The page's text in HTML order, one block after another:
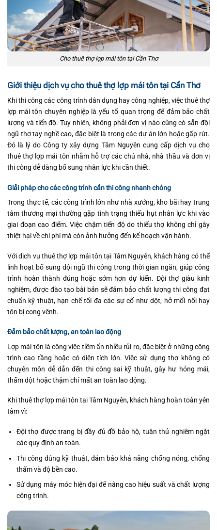
Cho thuê thợ lợp mái tôn tại Cần Thơ
Giới thiệu dịch vụ cho thuê thợ lợp mái tôn tại Cần Thơ
Khi thi công các công trình dân dụng hay công nghiệp, việc thuê thợ
lợp mái tôn chuyên nghiệp là yếu tố quan trọng để đảm bảo chất
lượng và tiến độ. Tuy nhiên, không phải đơn vị nào cũng có sẵn đội
ngũ thợ tay nghề cao, đặc biệt là trong các dự án lớn hoặc gấp rút.
Đó là lý do Công ty xây dựng Tâm Nguyên cung cấp dịch vụ cho
thuê thợ lợp mái tôn nhằm hỗ trợ các chủ nhà, nhà thầu và đơn vị
thi công dễ dàng bổ sung nhân lực khi cần thiết.
Giải pháp cho các công trình cần thi công nhanh chóng
Trong thực tế, các công trình lớn như nhà xưởng, kho bãi hay trung
tâm thương mại thường gặp tình trạng thiếu hụt nhân lực khi vào
giai đoạn cao điểm. Việc chậm tiến độ do thiếu thợ không chỉ gây
thiệt hại về chi phí mà còn ảnh hưởng đến kế hoạch vận hành.
Với dịch vụ thuê thợ lợp mái tôn tại Tâm Nguyên, khách hàng có thể
linh hoạt bổ sung đội ngũ thi công trong thời gian ngắn, giúp công
trình hoàn thành đúng hoặc sớm hơn dự kiến. Đội thợ giàu kinh
nghiệm, được đào tạo bài bản sẽ đảm bảo chất lượng thi công đạt
chuẩn kỹ thuật, hạn chế tối đa các sự cố như dột, hở mối nối hay
tôn bị cong vênh.
Đảm bảo chất lượng, an toàn lao động
Lợp mái tôn là công việc tiềm ẩn nhiều rủi ro, đặc biệt ở những công
trình cao tầng hoặc có diện tích lớn. Việc sử dụng thợ không có
chuyên môn dễ dẫn đến thi công sai kỹ thuật, gây hư hỏng mái,
thấm dột hoặc thậm chí mất an toàn lao động.
Khi thuê thợ lợp mái tôn tại Tâm Nguyên, khách hàng hoàn toàn yên
tâm vì:
Đội thợ được trang bị đầy đủ đồ bảo hộ, tuân thủ nghiêm ngặt
các quy định an toàn.
Thi công đúng kỹ thuật, đảm bảo khả năng chống nóng, chống
thấm và độ bền cao.
Sử dụng máy móc hiện đại để nâng cao hiệu suất và chất lượng
công trình.